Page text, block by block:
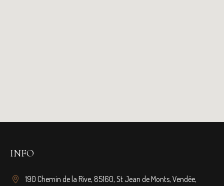
INFO
190 Chemin de la Rive, 85160, St Jean de Monts, Vendée,